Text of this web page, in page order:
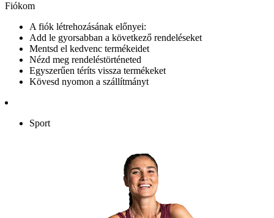
Fiókom
A fiók létrehozásának előnyei:
Add le gyorsabban a következő rendeléseket
Mentsd el kedvenc termékeidet
Nézd meg rendeléstörténeted
Egyszerűen téríts vissza termékeket
Kövesd nyomon a szállítmányt
Sport